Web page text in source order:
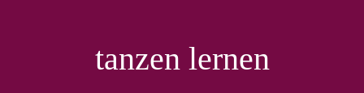
tanzen lernen